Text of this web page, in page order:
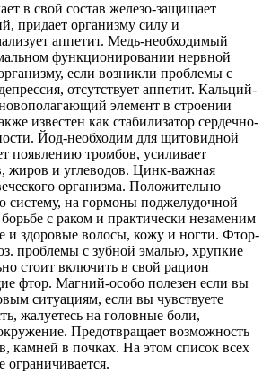
в свой состав железо-защищает
придает организму силу и
аппетит. Медь-необходимый
функционировании нервной
если возникли проблемы с
отсутствует аппетит. Кальций-
элемент в строении
известен как стабилизатор сердечно-
Йод-необходим для щитовидной
появлению тромбов, усиливает
жиров и углеводов. Цинк-важная
организма. Положительно
систему, на гормоны поджелудочной
с раком и практически незаменим
и здоровые волосы, кожу и ногти. Фтор-
проблемы с зубной эмалью, хрупкие
стоит включить в свой рацион
фтор. Магний-особо полезен если вы
ситуациям, если вы чувствуете
жалуетесь на головные боли,
Предотвращает возможность
камней в почках. На этом список всех
ограничивается.